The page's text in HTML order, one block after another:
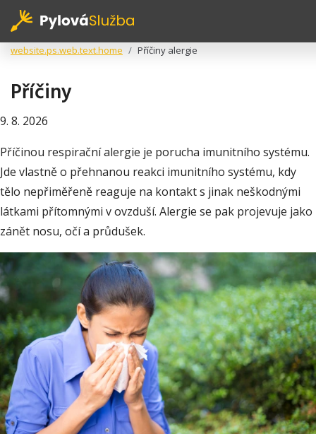
website.ps.web.text.home Příčiny alergie
Příčiny
9. 8. 2026
Příčinou respirační alergie je porucha imunitního systému.
Jde vlastně o přehnanou reakci imunitního systému, kdy
tělo nepřiměřeně reaguje na kontakt s jinak neškodnými
látkami přítomnými v ovzduší. Alergie se pak projevuje jako
zánět nosu, očí a průdušek.